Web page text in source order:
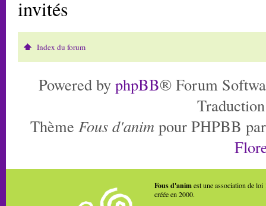
invités
Index du forum
Powered by phpBB® Forum
Thème Fous d'anim pour PHPBB
Fous d'animest une association de loi
créée en 2000.